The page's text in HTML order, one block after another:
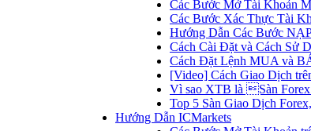
Các Bước Mở Tài Khoản
Các Bước Xác Thực Tài
Hướng Dẫn Các Bước
Cách Cài Đặt và Cách Sử
Cách Đặt Lệnh MUA và
[Video] Cách Giao Dịch
Vì sao XTB là Sàn Forex
Top 5 Sàn Giao Dịch
Hướng Dẫn ICMarkets